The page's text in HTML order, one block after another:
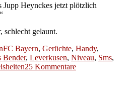
Jupp Heynckes jetzt plötzlich
schlecht gelaunt.
Schlagwörter
FC Bayern, Gerüchte, Handy,
Bender, Leverkusen, Niveau, Sms,
25 Kommentarezu